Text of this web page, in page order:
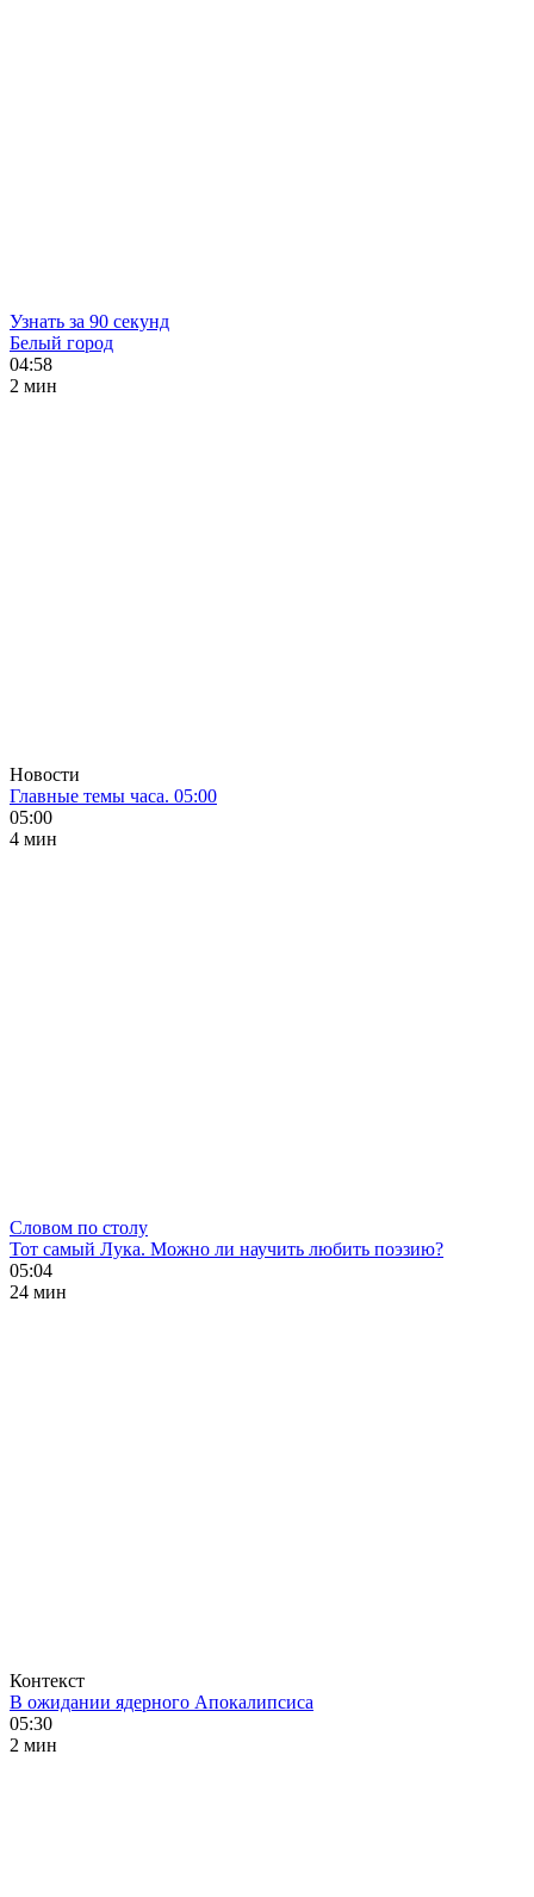
Узнать за 90 секунд
Белый город
04:58
2 мин
Новости
Главные темы часа. 05:00
05:00
4 мин
Словом по столу
Тот самый Лука. Можно ли научить любить поэзию?
05:04
24 мин
Контекст
В ожидании ядерного Апокалипсиса
05:30
2 мин